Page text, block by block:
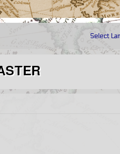
Select